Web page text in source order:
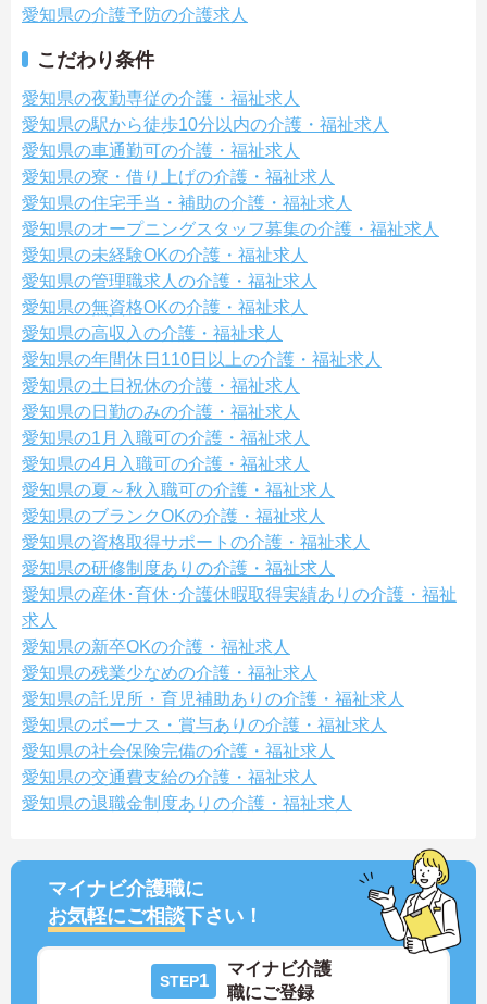
愛知県の介護予防の介護求人
こだわり条件
愛知県の夜勤専従の介護・福祉求人
愛知県の駅から徒歩10分以内の介護・福祉求人
愛知県の車通勤可の介護・福祉求人
愛知県の寮・借り上げの介護・福祉求人
愛知県の住宅手当・補助の介護・福祉求人
愛知県のオープニングスタッフ募集の介護・福祉求人
愛知県の未経験OKの介護・福祉求人
愛知県の管理職求人の介護・福祉求人
愛知県の無資格OKの介護・福祉求人
愛知県の高収入の介護・福祉求人
愛知県の年間休日110日以上の介護・福祉求人
愛知県の土日祝休の介護・福祉求人
愛知県の日勤のみの介護・福祉求人
愛知県の1月入職可の介護・福祉求人
愛知県の4月入職可の介護・福祉求人
愛知県の夏～秋入職可の介護・福祉求人
愛知県のブランクOKの介護・福祉求人
愛知県の資格取得サポートの介護・福祉求人
愛知県の研修制度ありの介護・福祉求人
愛知県の産休･育休･介護休暇取得実績ありの介護・福祉
求人
愛知県の新卒OKの介護・福祉求人
愛知県の残業少なめの介護・福祉求人
愛知県の託児所・育児補助ありの介護・福祉求人
愛知県のボーナス・賞与ありの介護・福祉求人
愛知県の社会保険完備の介護・福祉求人
愛知県の交通費支給の介護・福祉求人
愛知県の退職金制度ありの介護・福祉求人
マイナビ介護職に
お気軽にご相談下さい！
STEP1
マイナビ介護
職にご登録